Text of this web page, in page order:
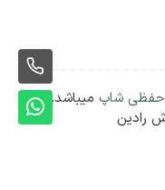
حفظی شاپ میباشد.
رادین